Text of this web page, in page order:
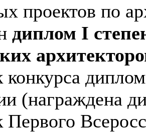
проектов по
диплом I
конкурса
(награждена
Первого